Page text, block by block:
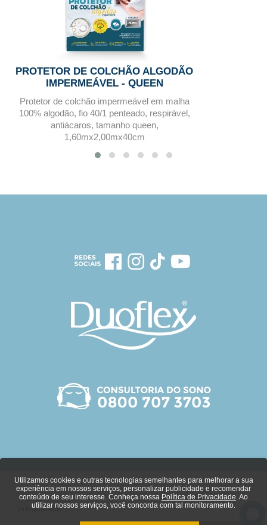
PROTETOR DE COLCHÃO ALGODÃO
IMPERMEÁVEL - QUEEN
Protetor de colchão impermeável em malha
100% algodão, fio 40/1 penteado, respirável,
antiácaros, tamanho queen,
1,60mx2,00mx40cm
© Duoflex 2018 - Todos os direitos reservados.Política de
privacidade
Utilizamos cookies e outras tecnologias semelhantes para melhorar a sua
experiência em nossos serviços, personalizar publicidade e recomendar
conteúdo de seu interesse. Conheça nossa Política de Privacidade. Ao
utilizar nossos serviços, você concorda com tal monitoramento.